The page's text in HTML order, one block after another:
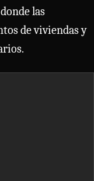
las
de viviendas y